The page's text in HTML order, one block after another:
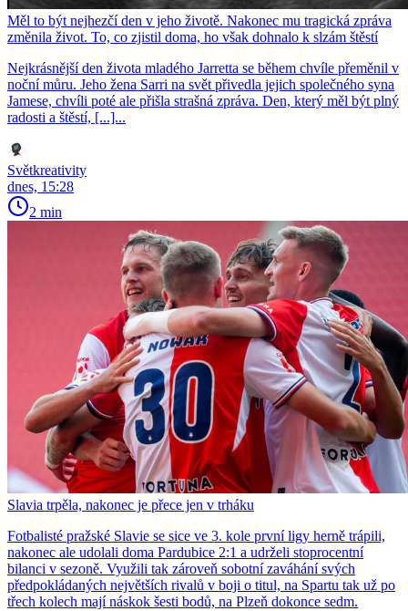
Měl to být nejhezčí den v jeho životě. Nakonec mu tragická zpráva
změnila život. To, co zjistil doma, ho však dohnalo k slzám štěstí
Nejkrásnější den života mladého Jarretta se během chvíle přeměnil v
noční můru. Jeho žena Sarri na svět přivedla jejich společného syna
Jamese, chvíli poté ale přišla strašná zpráva. Den, který měl být plný
radosti a štěstí, [...]...
Světkreativity
dnes, 15:28
2 min
Slavia trpěla, nakonec je přece jen v trháku
Fotbalisté pražské Slavie se sice ve 3. kole první ligy herně trápili,
nakonec ale udolali doma Pardubice 2:1 a udrželi stoprocentní
bilanci v sezoně. Využili tak zároveň sobotní zaváhání svých
předpokládaných největších rivalů v boji o titul, na Spartu tak už po
třech kolech mají náskok šesti bodů, na Plzeň dokonce sedm.